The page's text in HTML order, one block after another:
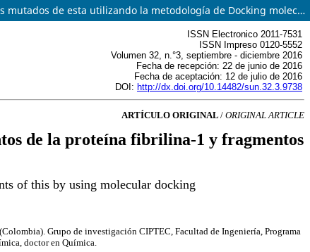
Estudio y análisis comparativo de interacciones entre la proteina integrina con fragmentos de la proteína fibrilina-1 y fragmentos mutados de esta utilizando la metodología de Docking molecular